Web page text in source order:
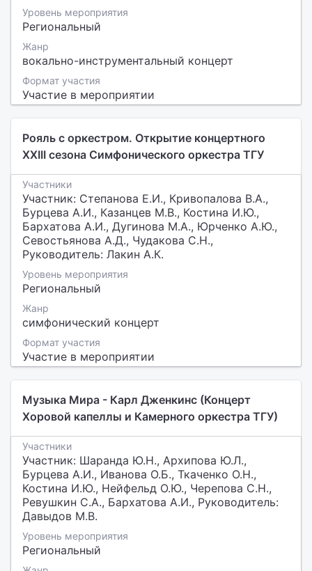
Уровень мероприятия
Региональный
Жанр
вокально-инструментальный концерт
Формат участия
Участие в мероприятии
Рояль с оркестром. Открытие концертного
XXIII сезона Симфонического оркестра ТГУ
Участники
Участник: Степанова Е.И., Кривопалова В.А.,
Бурцева А.И., Казанцев М.В., Костина И.Ю.,
Бархатова А.И., Дугинова М.А., Юрченко А.Ю.,
Севостьянова А.Д., Чудакова С.Н.,
Руководитель: Лакин А.К.
Уровень мероприятия
Региональный
Жанр
симфонический концерт
Формат участия
Участие в мероприятии
Музыка Мира - Карл Дженкинс (Концерт
Хоровой капеллы и Камерного оркестра ТГУ)
Участники
Участник: Шаранда Ю.Н., Архипова Ю.Л.,
Бурцева А.И., Иванова О.Б., Ткаченко О.Н.,
Костина И.Ю., Нейфельд О.Ю., Черепова С.Н.,
Ревушкин С.А., Бархатова А.И., Руководитель:
Давыдов М.В.
Уровень мероприятия
Региональный